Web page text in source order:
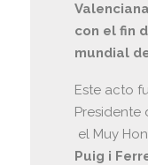
con el fin
mundial
Este acto
Presidente
el Muy
Puig i